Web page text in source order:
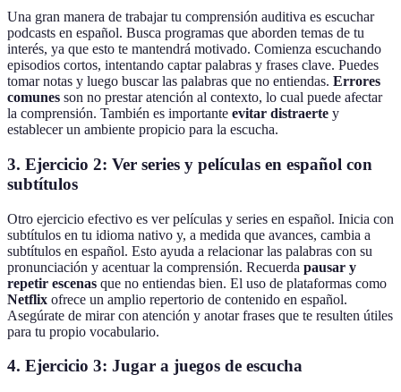
Una gran manera de trabajar tu comprensión auditiva es escuchar
podcasts en español. Busca programas que aborden temas de tu
interés, ya que esto te mantendrá motivado. Comienza escuchando
episodios cortos, intentando captar palabras y frases clave. Puedes
tomar notas y luego buscar las palabras que no entiendas. Errores
comunes son no prestar atención al contexto, lo cual puede afectar
la comprensión. También es importante evitar distraerte y
establecer un ambiente propicio para la escucha.
3. Ejercicio 2: Ver series y películas en español con
subtítulos
Otro ejercicio efectivo es ver películas y series en español. Inicia con
subtítulos en tu idioma nativo y, a medida que avances, cambia a
subtítulos en español. Esto ayuda a relacionar las palabras con su
pronunciación y acentuar la comprensión. Recuerda pausar y
repetir escenas que no entiendas bien. El uso de plataformas como
Netflix ofrece un amplio repertorio de contenido en español.
Asegúrate de mirar con atención y anotar frases que te resulten útiles
para tu propio vocabulario.
4. Ejercicio 3: Jugar a juegos de escucha